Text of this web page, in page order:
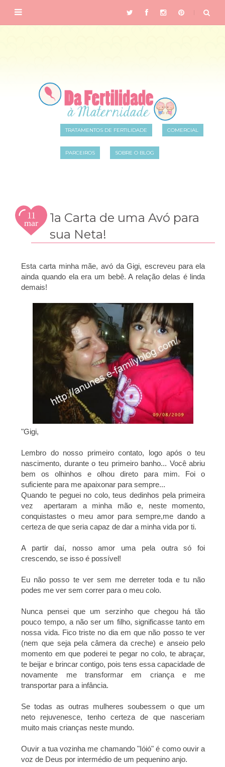
TRATAMENTOS DE FERTILIDADE COMERCIAL
PARCEIROS SOBRE O BLOG
11
mar
2015
1a Carta de uma Avó para
sua Neta!
Esta carta minha mãe, avó da Gigi, escreveu para ela
ainda quando ela era um bebê. A relação delas é linda
demais!
"Gigi,
Lembro do nosso primeiro contato, logo após o teu
nascimento, durante o teu primeiro banho... Você abriu
bem os olhinhos e olhou direto para mim. Foi o
suficiente para me apaixonar para sempre...
Quando te peguei no colo, teus dedinhos pela primeira
vez apertaram a minha mão e, neste momento,
conquistastes o meu amor para sempre,me dando a
certeza de que seria capaz de dar a minha vida por ti.
A partir daí, nosso amor uma pela outra só foi
crescendo, se isso é possível!
Eu não posso te ver sem me derreter toda e tu não
podes me ver sem correr para o meu colo.
Nunca pensei que um serzinho que chegou há tão
pouco tempo, a não ser um filho, significasse tanto em
nossa vida. Fico triste no dia em que não posso te ver
(nem que seja pela câmera da creche) e anseio pelo
momento em que poderei te pegar no colo, te abraçar,
te beijar e brincar contigo, pois tens essa capacidade de
novamente me transformar em criança e me
transportar para a infância.
Se todas as outras mulheres soubessem o que um
neto rejuvenesce, tenho certeza de que nasceriam
muito mais crianças neste mundo.
Ouvir a tua vozinha me chamando "Ióió" é como ouvir a
voz de Deus por intermédio de um pequenino anjo.